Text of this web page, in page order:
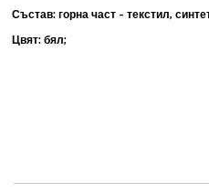
Състав: горна част - текстил,
Цвят: бял;